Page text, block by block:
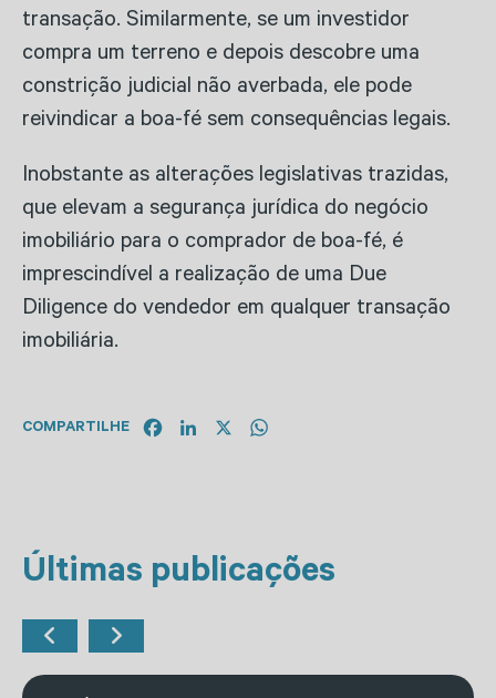
transação. Similarmente, se um investidor
compra um terreno e depois descobre uma
constrição judicial não averbada, ele pode
reivindicar a boa-fé sem consequências legais.
Inobstante as alterações legislativas trazidas,
que elevam a segurança jurídica do negócio
imobiliário para o comprador de boa-fé, é
imprescindível a realização de uma Due
Diligence do vendedor em qualquer transação
imobiliária.
COMPARTILHE FacebookLinkedIn
Últimas publicações